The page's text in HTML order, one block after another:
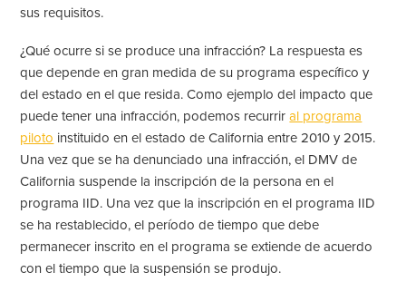
sus requisitos.
¿Qué ocurre si se produce una infracción? La respuesta es
que depende en gran medida de su programa específico y
del estado en el que resida. Como ejemplo del impacto que
puede tener una infracción, podemos recurriral programa
piloto instituido en el estado de California entre 2010 y 2015.
Una vez que se ha denunciado una infracción, el DMV de
California suspende la inscripción de la persona en el
programa IID. Una vez que la inscripción en el programa IID
se ha restablecido, el período de tiempo que debe
permanecer inscrito en el programa se extiende de acuerdo
con el tiempo que la suspensión se produjo.